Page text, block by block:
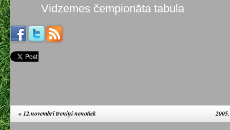
Vidzemes čempionāta tabula
«12.novembrī treniņi nenotiek